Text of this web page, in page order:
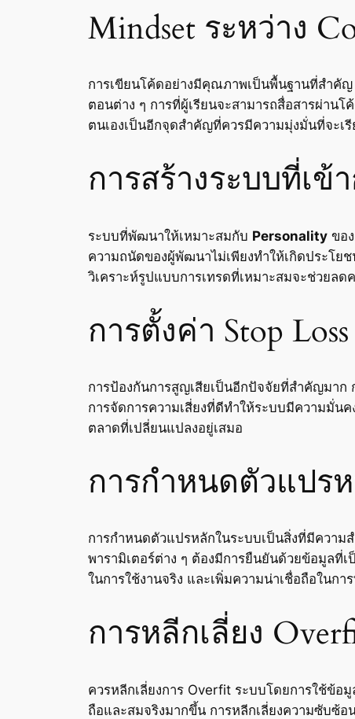
Mindset ระหว่าง
การเขียนโค้ดอย่างมีคุณภาพเป็นพื้นฐานที่สำคัญ
ตอนต่าง ๆ การที่ผู้เรียนจะสามารถสื่อสารผ่าน
ตนเองเป็นอีกจุดสำคัญที่ควรมีความมุ่งมั่นที่จะเ
การสร้างระบบที่เข้
ระบบที่พัฒนาให้เหมาะสมกับ Personality ขอ
ความถนัดของผู้พัฒนาไม่เพียงทำให้เกิดประโย
วิเคราะห์รูปแบบการเทรดที่เหมาะสมจะช่วยลด
การตั้งค่า Stop
การป้องกันการสูญเสียเป็นอีกปัจจัยที่สำคัญมาก
การจัดการความเสี่ยงที่ดีทำให้ระบบมีความมั่น
ตลาดที่เปลี่ยนแปลงอยู่เสมอ
การกำหนดตัวแปร
การกำหนดตัวแปรหลักในระบบเป็นสิ่งที่มีความ
พารามิเตอร์ต่าง ๆ ต้องมีการยืนยันด้วยข้อมูลที่
ในการใช้งานจริง และเพิ่มความน่าเชื่อถือในกา
การหลีกเลี่ยง
ควรหลีกเลี่ยงการ Overfit ระบบโดยการใช้ข้อมู
ถือและสมจริงมากขึ้น การหลีกเลี่ยงความซับซ้อ